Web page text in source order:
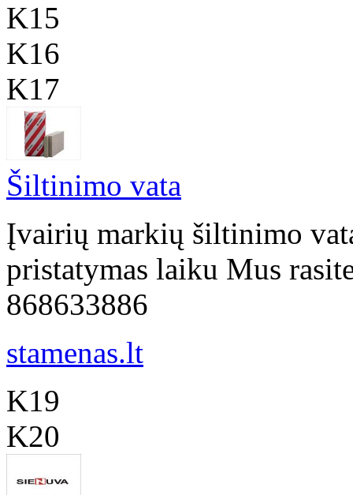
K15
K16
K17
Šiltinimo vata
Įvairių markių šiltinimo
pristatymas laiku Mus
868633886
stamenas.lt
K19
K20